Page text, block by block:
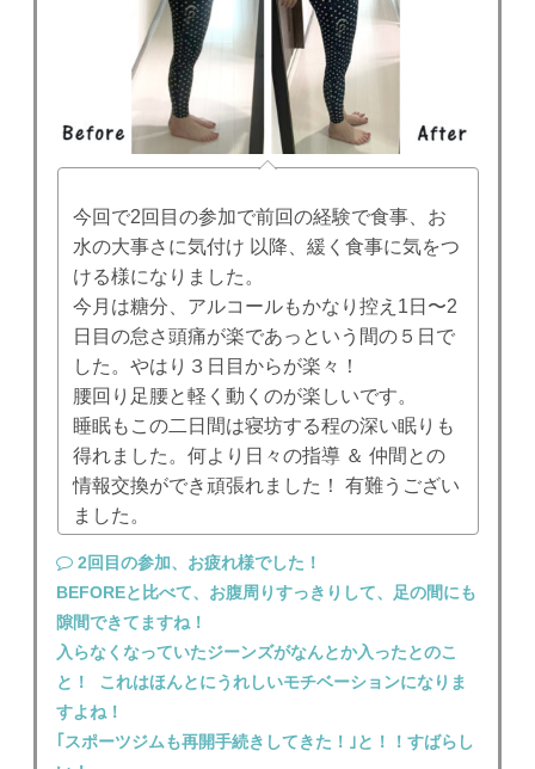
今回で2回目の参加で前回の経験で食事、お
水の大事さに気付け 以降、緩く食事に気をつ
ける様になりました。
今月は糖分、アルコールもかなり控え1日〜2
日目の怠さ頭痛が楽であっという間の５日で
した。 やはり３日目からが楽々！
腰回り足腰と軽く動くのが楽しいです。
睡眠もこの二日間は寝坊する程の深い眠りも
得れました。何より日々の指導 ＆ 仲間との
情報交換ができ頑張れました！ 有難うござい
ました。
2回目の参加、お疲れ様でした！
BEFOREと比べて、お腹周りすっきりして、足の間にも
隙間できてますね！
入らなくなっていたジーンズがなんとか入ったとのこ
と！ これはほんとにうれしいモチベーションになりま
すよね！
｢スポーツジムも再開手続きしてきた！｣と！！すばらし